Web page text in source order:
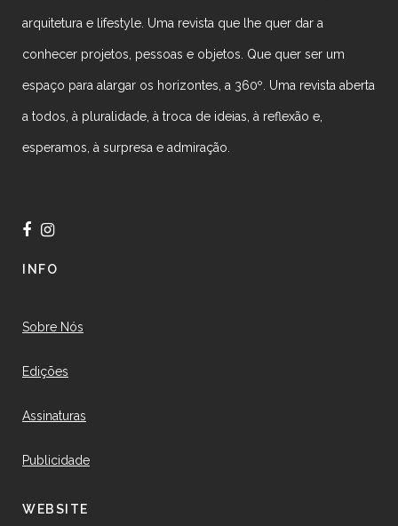
arquitetura e lifestyle. Uma revista que lhe quer dar a
conhecer projetos, pessoas e objetos. Que quer ser um
espaço para alargar os horizontes, a 360º. Uma revista aberta
a todos, à pluralidade, à troca de ideias, à reflexão e,
esperamos, à surpresa e admiração.
INFO
Sobre Nós
Edições
Assinaturas
Publicidade
WEBSITE